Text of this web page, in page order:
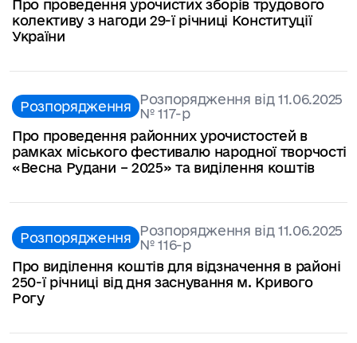
Про проведення урочистих зборів трудового
колективу з нагоди 29-ї річниці Конституції
України
Розпорядження Розпорядження від 11.06.2025
№ 117-р
Про проведення районних урочистостей в
рамках міського фестивалю народної творчості
«Весна Рудани – 2025» та виділення коштів
Розпорядження Розпорядження від 11.06.2025
№ 116-р
Про виділення коштів для відзначення в районі
250-ї річниці від дня заснування м. Кривого
Рогу